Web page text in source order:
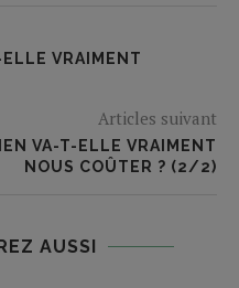
VRAIMENT
Articles suivant
VA-T-ELLE VRAIMENT
NOUS COÛTER ? (2/2)
AUSSI